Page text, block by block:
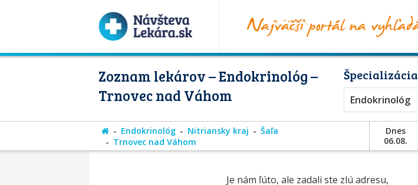
Zoznam lekárov – Endokrinológ –
Trnovec nad Váhom
Špecializácia
Endokrinológ
Endokrinológ Nitriansky kraj
Šaľa
Trnovec nad Váhom
Dnes
06.08.
Je nám ľúto, ale zadali ste zlú adresu,